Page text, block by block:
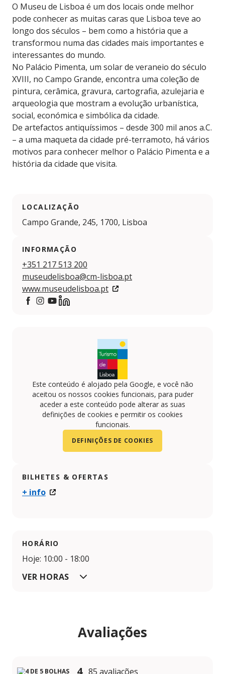
O Museu de Lisboa é um dos locais onde melhor
pode conhecer as muitas caras que Lisboa teve ao
longo dos séculos – bem como a história que a
transformou numa das cidades mais importantes e
interessantes do mundo.
No Palácio Pimenta, um solar de veraneio do século
XVIII, no Campo Grande, encontra uma coleção de
pintura, cerâmica, gravura, cartografia, azulejaria e
arqueologia que mostram a evolução urbanística,
social, económica e simbólica da cidade.
De artefactos antiquíssimos – desde 300 mil anos a.C.
– a uma maqueta da cidade pré-terramoto, há vários
motivos para conhecer melhor o Palácio Pimenta e a
história da cidade que visita.
LOCALIZAÇÃO
Campo Grande, 245, 1700, Lisboa
INFORMAÇÃO
+351 217 513 200
museudelisboa@cm-lisboa.pt
www.museudelisboa.pt
Este conteúdo é alojado pela Google, e você não
aceitou os nossos cookies funcionais, para puder
aceder a este conteúdo pode alterar as suas
definições de cookies e permitir os cookies
funcionais.
DEFINIÇÕES DE COOKIES
BILHETES & OFERTAS
+ info
HORÁRIO
Hoje: 10:00 - 18:00
VER HORAS
Avaliações
4 85 avaliações